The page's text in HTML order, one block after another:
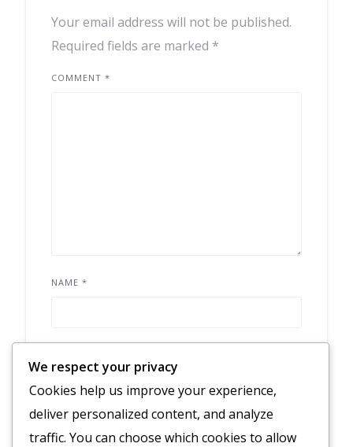
Your email address will not be published.
Required fields are marked *
COMMENT *
NAME *
We respect your privacy
Cookies help us improve your experience,
deliver personalized content, and analyze
traffic. You can choose which cookies to allow